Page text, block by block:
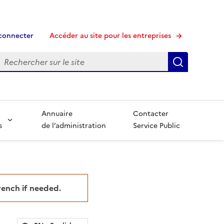
Accéder au site pour les entreprises
Recherche
Annuaire
de l’administration
Contacter
Service Public
if needed.